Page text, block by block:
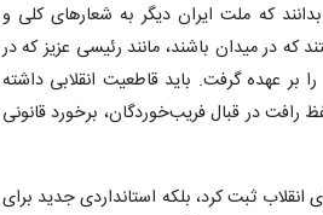
که ملت ایران دیگر به شعارهای کلی و
در میدان باشند، مانند رئیسی عزیز که در
بر عهده گرفت. باید قاطعیت انقلابی داشته
در برخورد با اغتشاشات ۱۴۰۱، ضمن حفظ رافت در قبال فریب‌خوردگان، برخورد قانونی
ثبت کرد، بلکه استانداردی جدید برای